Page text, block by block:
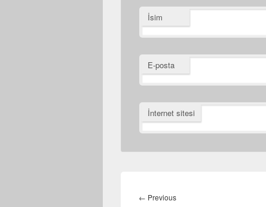
İsim
E-posta
İnternet sitesi
dolaşımı
← PreviousPrevious